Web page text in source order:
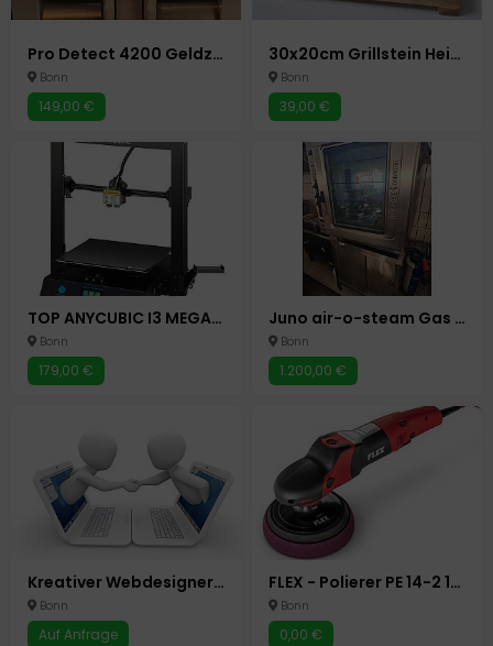
Pro Detect 4200 Geldzählmaschine Scheinzählmaschine Geld Zähler
Bonn
149,00 €
30x20cm Grillstein Heiße Platte Steakplatte Heißer Stein Steinplatte Hot Stone
Bonn
39,00 €
TOP ANYCUBIC I3 MEGA X - 3D DRUCKER MASCHINE PC COMPUTER BONN
Bonn
179,00 €
Juno air-o-steam Gas 38 kW Konvektomat Kombidämpfer Gastro Backofen Bonn
Bonn
1.200,00 €
Kreativer Webdesigner Wordpress Baukasten Shop System Home-Office
Bonn
Auf Anfrage
FLEX - Polierer PE 14-2 150 Maschine PKW Auto Autoaufbereitung
Bonn
0,00 €